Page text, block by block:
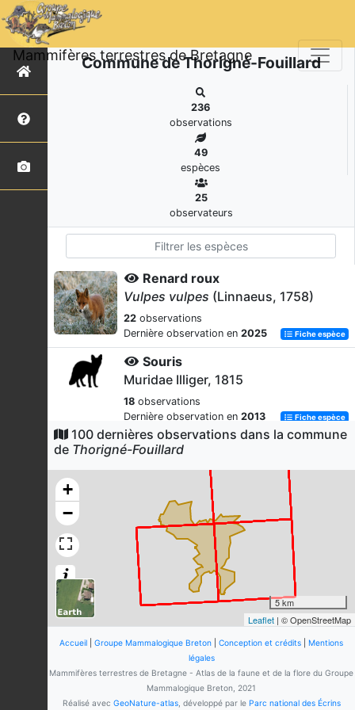
Mammifères terrestres de Bretagne
Commune de Thorigné-Fouillard
236
observations
49
espèces
25
observateurs
Renard roux
Vulpes vulpes (Linnaeus, 1758)
22 observations
Dernière observation en 2025 Fiche espèce
Souris
Muridae Illiger, 1815
18 observations
Dernière observation en 2013 Fiche espèce
Sanglier
Dernière observation en
Pipistrelle commune
Pipistrellus pipistrellus
(Schreber, 1774)
observations
Dernière observation en2023 Fiche espèce
Chevreuil européen
Capreolus capreolus(Linnaeus,
observations
Dernière observation en
Fiche espèce
100 dernières observations dans la commune
de Thorigné-Fouillard
+
−
5 km
Leaflet | © OpenStreetMap
Accueil Groupe Mammalogique Breton Conception et crédits
Mentions
légales
Mammifères terrestres de Bretagne - Atlas de la faune et de la flore du Groupe
Mammalogique Breton, 2021
Réalisé avec GeoNature-atlas, développé par le Parc national des Écrins